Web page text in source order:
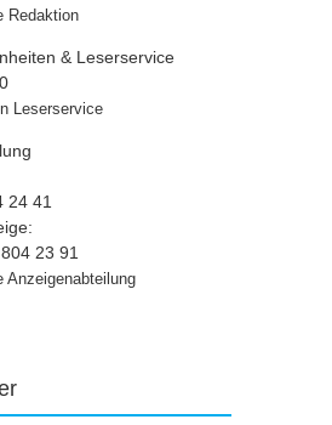
Redaktion
& Leserservice
Leserservice
24 41
23 91
Anzeigenabteilung